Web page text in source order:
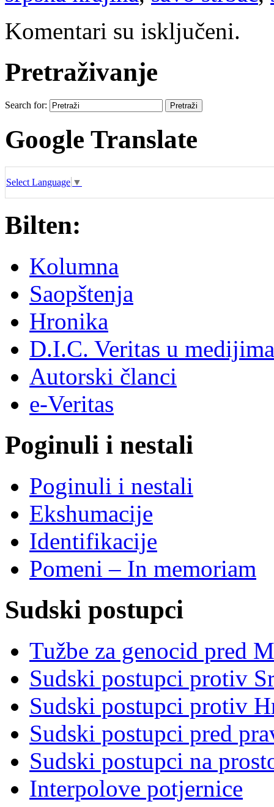
Komentari su isključeni.
Pretraživanje
Search for:
Google Translate
Select Language ▼
Bilten:
Kolumna
Saopštenja
Hronika
D.I.C. Veritas u medijima
Autorski članci
e-Veritas
Poginuli i nestali
Poginuli i nestali
Ekshumacije
Identifikacije
Pomeni – In memoriam
Sudski postupci
Tužbe za genocid pred
Sudski postupci protiv
Sudski postupci protiv
Sudski postupci pred
Sudski postupci na
Interpolove potjernice